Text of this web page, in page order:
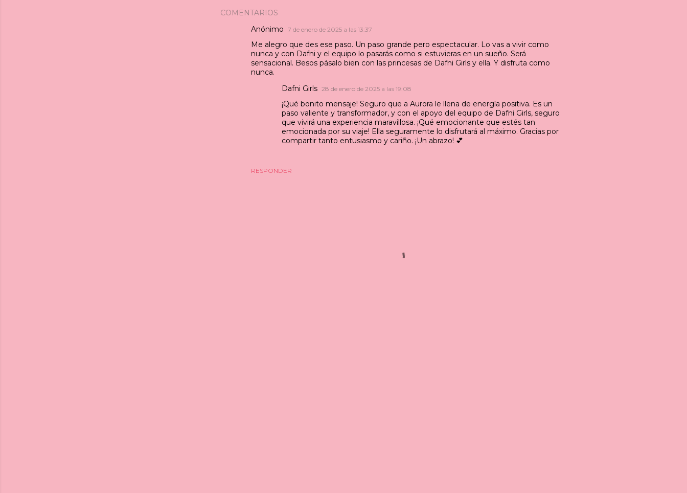
COMENTARIOS
Anónimo 7 de enero de 2025 a las 13:37
Me alegro que des ese paso. Un paso grande pero espectacular. Lo vas a vivir como
nunca y con Dafni y el equipo lo pasarás como si estuvieras en un sueño. Será
sensacional. Besos pásalo bien con las princesas de Dafni Girls y ella. Y disfruta como
nunca.
RESPONDER
Dafni Girls 28 de enero de 2025 a las 19:08
¡Qué bonito mensaje! Seguro que a Aurora le llena de energía positiva. Es un
paso valiente y transformador, y con el apoyo del equipo de Dafni Girls, seguro
que vivirá una experiencia maravillosa. ¡Qué emocionante que estés tan
emocionada por su viaje! Ella seguramente lo disfrutará al máximo. Gracias por
compartir tanto entusiasmo y cariño. ¡Un abrazo! 💕